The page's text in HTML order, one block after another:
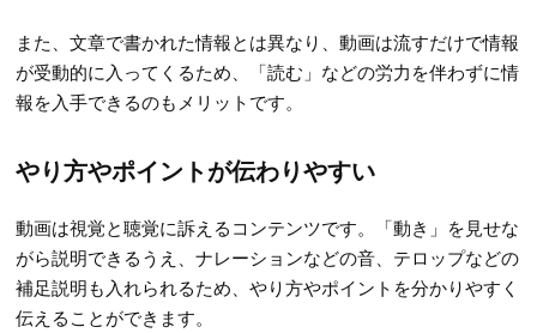
また、文章で書かれた情報とは異なり、動画は流すだけで情報
が受動的に入ってくるため、「読む」などの労力を伴わずに情
報を入手できるのもメリットです。
やり方やポイントが伝わりやすい
動画は視覚と聴覚に訴えるコンテンツです。「動き」を見せな
がら説明できるうえ、ナレーションなどの音、テロップなどの
補足説明も入れられるため、やり方やポイントを分かりやすく
伝えることができます。